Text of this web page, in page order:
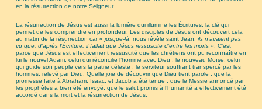
en la résurrection de notre Seigneur.
La résurrection de Jésus est aussi la lumière qui illumine les Écritures, la clé qui
permet de les comprendre en profondeur. Les disciples de Jésus ont découvert cela
au matin de la résurrection car« jusque-là , nous révèle saint Jean, ils n’avaient pas
vu que, d’après l’Écriture, il fallait que Jésus ressuscite d’entre les morts » . C’est
parce que Jésus est effectivement ressuscité que les chrétiens ont pu reconnaître en
lui le nouvel Adam, celui qui réconcilie l’homme avec Dieu ; le nouveau Moïse, celui
qui guide son peuple vers la patrie céleste ; le serviteur souffrant transpercé par les
hommes, relevé par Dieu. Quelle joie de découvrir que Dieu tient parole : que la
promesse faite à Abraham, Isaac, et Jacob a été tenue ; que le Messie annoncé par
les prophètes a bien été envoyé, que le salut promis à l’humanité a effectivement été
accordé dans la mort et la résurrection de Jésus.